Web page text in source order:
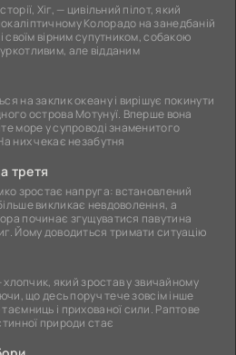
Хіг, — цивільний пілот, який
Колорадо на занедбаній
своїм вірним супутником, собакою
але відданим
на заклик океану і вирішує покинути
острова Мотунуї. Вперше вона
море у супроводі знаменитого
них чекає незабутня
третя
зростає напруга: встановлений
викликає невдоволення, а
починає згущуватися павутина
Йому доводиться тримати ситуацію
хлопчик, який зростав у звичайному
що десь поруч тече зовсім інше
і прихованої сили. Раптове
природи стає